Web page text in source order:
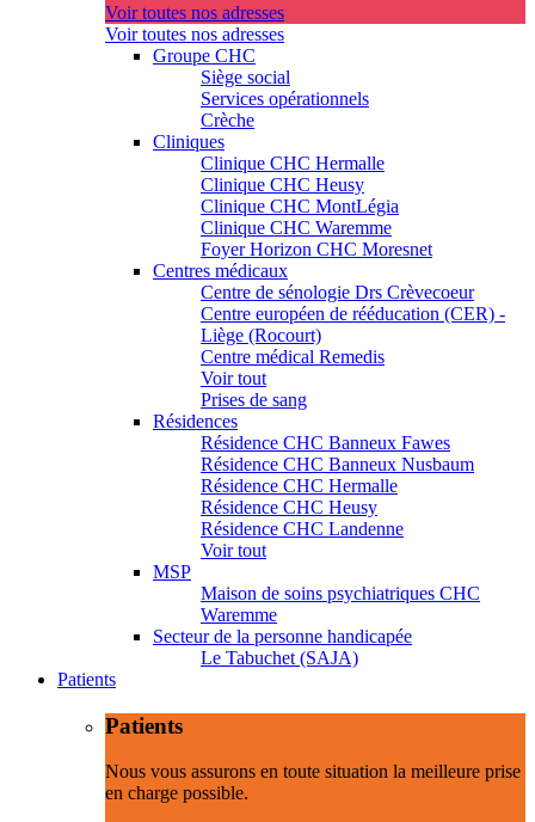
Voir toutes nos adresses
Voir toutes nos adresses
Groupe CHC
Siège social
Services opérationnels
Crèche
Cliniques
Clinique CHC Hermalle
Clinique CHC Heusy
Clinique CHC MontLégia
Clinique CHC Waremme
Foyer Horizon CHC Moresnet
Centres médicaux
Centre de sénologie Drs Crèvecoeur
Centre européen de rééducation (CER) -
Liège (Rocourt)
Centre médical Remedis
Voir tout
Prises de sang
Résidences
Résidence CHC Banneux Fawes
Résidence CHC Banneux Nusbaum
Résidence CHC Hermalle
Résidence CHC Heusy
Résidence CHC Landenne
Voir tout
MSP
Maison de soins psychiatriques CHC
Waremme
Secteur de la personne handicapée
Le Tabuchet (SAJA)
Patients
Patients
Nous vous assurons en toute situation la meilleure prise
en charge possible.